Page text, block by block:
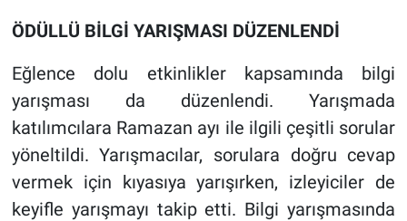
ÖDÜLLÜ BİLGİ YARIŞMASI DÜZENLENDİ
Eğlence dolu etkinlikler kapsamında bilgi
yarışması da düzenlendi. Yarışmada
katılımcılara Ramazan ayı ile ilgili çeşitli sorular
yöneltildi. Yarışmacılar, sorulara doğru cevap
vermek için kıyasıya yarışırken, izleyiciler de
keyifle yarışmayı takip etti. Bilgi yarışmasında